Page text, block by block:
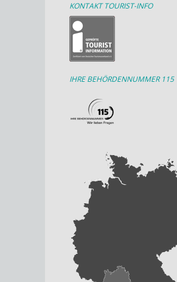
KONTAKT TOURIST-INFO
IHRE BEHÖRDENNUMMER 115